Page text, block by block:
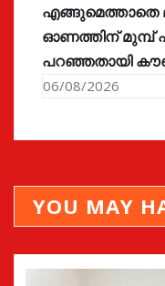
എങ്ങുമെത്താതെ
ഓണത്തിന് മുമ്പ്
പറഞ്ഞതായി
06/08/2026
YOU MAY